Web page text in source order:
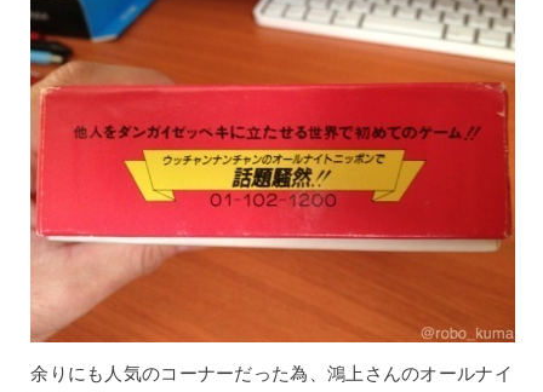
余りにも人気のコーナーだった為、鴻上さんのオールナイ